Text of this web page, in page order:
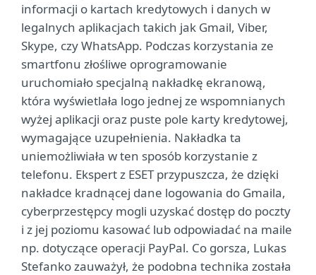
informacji o kartach kredytowych i danych w
legalnych aplikacjach takich jak Gmail, Viber,
Skype, czy WhatsApp. Podczas korzystania ze
smartfonu złośliwe oprogramowanie
uruchomiało specjalną nakładkę ekranową,
która wyświetlała logo jednej ze wspomnianych
wyżej aplikacji oraz puste pole karty kredytowej,
wymagające uzupełnienia. Nakładka ta
uniemożliwiała w ten sposób korzystanie z
telefonu. Ekspert z ESET przypuszcza, że dzięki
nakładce kradnącej dane logowania do Gmaila,
cyberprzestępcy mogli uzyskać dostęp do poczty
i z jej poziomu kasować lub odpowiadać na maile
np. dotyczące operacji PayPal. Co gorsza, Lukas
Stefanko zauważył, że podobna technika została